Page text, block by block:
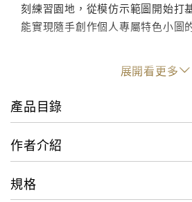
刻練習園地，從模仿示範圖開始打
能實現隨手創作個人專屬特色小圖
就是要畫畫，就是要開心的畫畫！
視覺系、創意系、魔法系……
所有你想要的夢幻繪圖教學想望，
展開看更多
產品目錄
作者介紹
規格